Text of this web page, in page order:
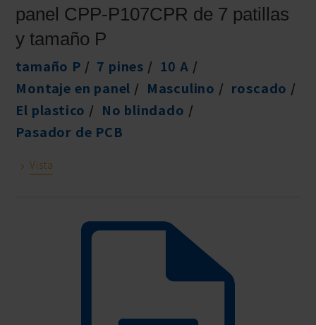
panel CPP-P107CPR de 7 patillas
y tamaño P
tamaño P 7 pines
10 A
Montaje en panel
Masculino
roscado
El plastico
No blindado
Pasador de PCB
Vista